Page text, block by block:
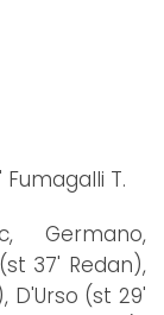
Fumagalli T.
Germano,
37' Redan),
D'Urso (st 29'